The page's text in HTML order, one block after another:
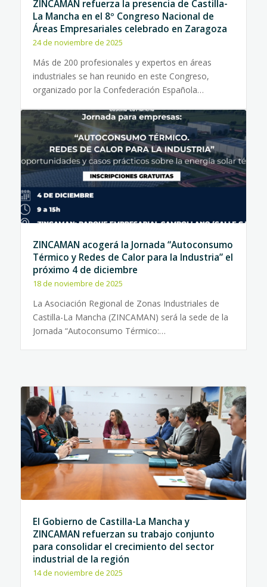
ZINCAMAN refuerza la presencia de Castilla-
La Mancha en el 8º Congreso Nacional de
Áreas Empresariales celebrado en Zaragoza
24 de noviembre de 2025
Más de 200 profesionales y expertos en áreas
industriales se han reunido en este Congreso,
organizado por la Confederación Española…
ZINCAMAN acogerá la Jornada “Autoconsumo
Térmico y Redes de Calor para la Industria” el
próximo 4 de diciembre
18 de noviembre de 2025
La Asociación Regional de Zonas Industriales de
Castilla-La Mancha (ZINCAMAN) será la sede de la
Jornada “Autoconsumo Térmico:…
El Gobierno de Castilla-La Mancha y
ZINCAMAN refuerzan su trabajo conjunto
para consolidar el crecimiento del sector
industrial de la región
14 de noviembre de 2025